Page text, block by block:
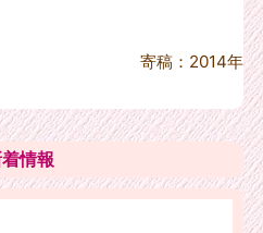
寄稿：2014年
情報